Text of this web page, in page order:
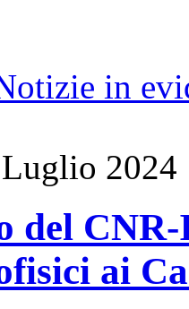
in
2024
del
ai